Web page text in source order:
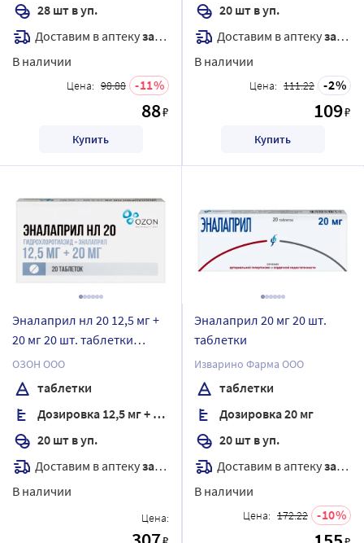
28 шт в уп.
Доставим в аптекузавтра
В наличии
Цена: 98.88 11
88₽
Купить
20 шт в уп.
Доставим в аптекузавтра
В наличии
Цена: 111.22 2
109₽
Купить
Эналаприл нл 20 12,5 мг +
20 мг 20 шт. таблетки
блистер
ОЗОН ООО
таблетки
Дозировка 12,5 мг + 20 мг
20 шт в уп.
Доставим в аптекузавтра
В наличии
Цена:
Эналаприл 20 мг 20 шт.
таблетки
Изварино Фарма ООО
таблетки
Дозировка 20 мг
20 шт в уп.
Доставим в аптекузавтра
В наличии
Цена: 172.22 10